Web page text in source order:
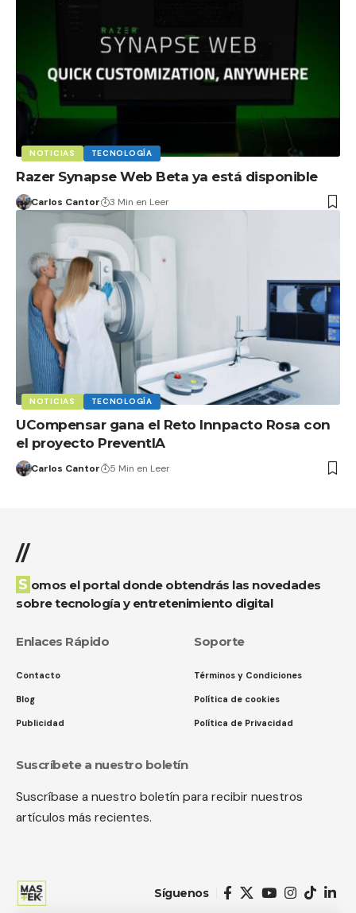
NOTICIAS TECNOLOGÍA
Razer Synapse Web Beta ya está disponible
Carlos Cantor 3 Min en Leer
NOTICIAS TECNOLOGÍA
UCompensar gana el Reto Innpacto Rosa con
el proyecto PreventIA
Carlos Cantor 5 Min en Leer
//
Somos el portal donde obtendrás las novedades
sobre tecnología y entretenimiento digital
Enlaces Rápido
Contacto
Blog
Publicidad
Soporte
Términos y Condiciones
Política de cookies
Política de Privacidad
Suscríbete a nuestro boletín
Suscríbase a nuestro boletín para recibir nuestros
artículos más recientes.
Síguenos